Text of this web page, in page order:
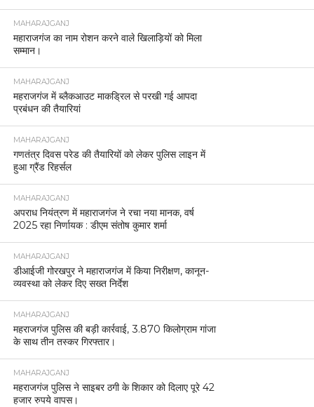
MAHARAJGANJ
महाराजगंज का नाम रोशन करने वाले खिलाड़ियों को मिला
सम्मान।
MAHARAJGANJ
महराजगंज में ब्लैकआउट माकड्रिल से परखी गई आपदा
प्रबंधन की तैयारियां
MAHARAJGANJ
गणतंत्र दिवस परेड की तैयारियों को लेकर पुलिस लाइन में
हुआ ग्रैंड रिहर्सल
MAHARAJGANJ
अपराध नियंत्रण में महाराजगंज ने रचा नया मानक, वर्ष
2025 रहा निर्णायक : डीएम संतोष कुमार शर्मा
MAHARAJGANJ
डीआईजी गोरखपुर ने महाराजगंज में किया निरीक्षण, कानून-
व्यवस्था को लेकर दिए सख्त निर्देश
MAHARAJGANJ
महराजगंज पुलिस की बड़ी कार्रवाई, 3.870 किलोग्राम गांजा
के साथ तीन तस्कर गिरफ्तार।
MAHARAJGANJ
महराजगंज पुलिस ने साइबर ठगी के शिकार को दिलाए पूरे 42
हजार रुपये वापस।